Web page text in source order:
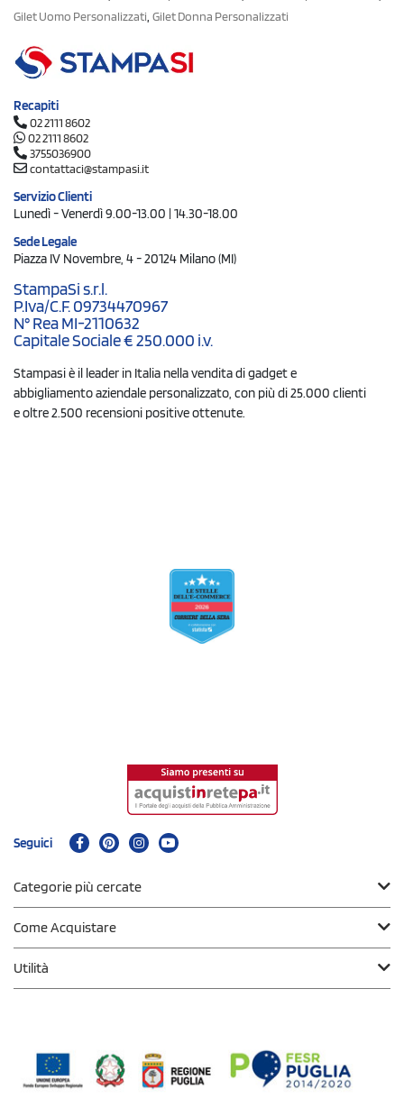
Gilet Uomo Personalizzati, Gilet Donna Personalizzati
Recapiti
02 2111 8602
02 2111 8602
3755036900
contattaci@stampasi.it
Servizio Clienti
Lunedì - Venerdì 9.00-13.00 | 14.30-18.00
Sede Legale
Piazza IV Novembre, 4 - 20124 Milano (MI)
StampaSi s.r.l.
P.Iva/C.F. 09734470967
N° Rea MI-2110632
Capitale Sociale € 250.000 i.v.
Stampasi è il leader in Italia nella vendita di gadget e
abbigliamento aziendale personalizzato, con più di 25.000 clienti
e oltre 2.500 recensioni positive ottenute.
Seguici
Categorie più cercate
Come Acquistare
Utilità